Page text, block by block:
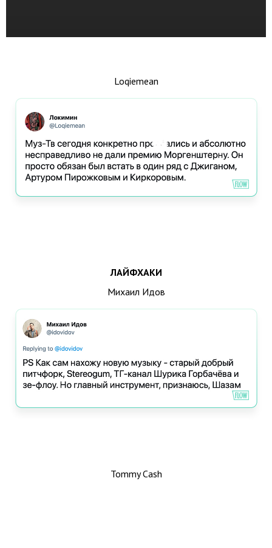
Loqiemean
ЛАЙФХАКИ
Михаил Идов
Tommy Cash